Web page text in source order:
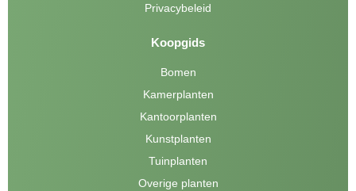
Privacybeleid
Koopgids
Bomen
Kamerplanten
Kantoorplanten
Kunstplanten
Tuinplanten
Overige planten